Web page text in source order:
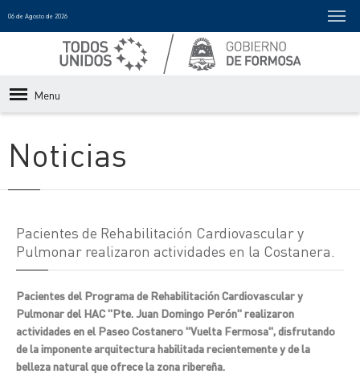
06 de Agosto de 2026
Menu
Noticias
Pacientes de Rehabilitación Cardiovascular y
Pulmonar realizaron actividades en la Costanera.
Pacientes del Programa de Rehabilitación Cardiovascular y
Pulmonar del HAC "Pte. Juan Domingo Perón" realizaron
actividades en el Paseo Costanero "Vuelta Fermosa", disfrutando
de la imponente arquitectura habilitada recientemente y de la
belleza natural que ofrece la zona ribereña.